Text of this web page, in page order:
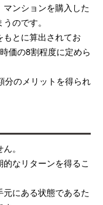
ンションを購入した
のです。
とに算出されてお
価の8割程度に定めら
分のメリットを得られ
。
なリターンを得るこ
にある状態であるた